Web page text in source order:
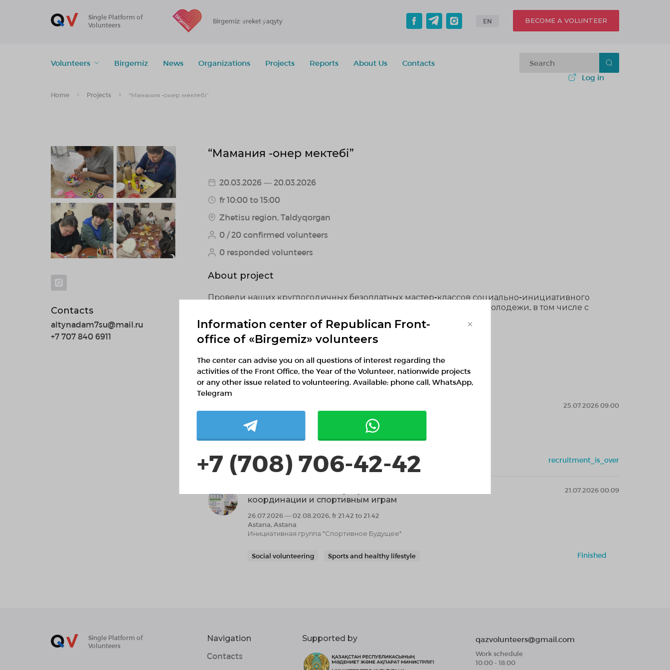
Single Platform of
Volunteers
Birgemiz: áreket ýaqyty EN BECOME A VOLUNTEER
Volunteers Birgemiz News Organizations Projects Reports About Us
Contacts
Log in
Home Projects “Мамания -онер мектебі”
Contacts
altynadam7su@mail.ru
+7 707 840 6911
“Мамания -онер мектебі”
20.03.2026 — 20.03.2026
fr 10:00 to 15:00
Zhetisu region, Taldyqorgan
0 / 20 confirmed volunteers
0 responded volunteers
About project
Провели наших круглогодичных безоплатных мастер-классов социально-инициативного
проекта креатив этноцентра “Мамания -онер мектебі” для детей, молодежи, в том числе с
инклюзией
Similar projects
25.07.2026 09:00
30.07.2026 — 09.08.2026, fr 22:26 to 22:14
Astana, Astana
Инициативная группа "Спортивное Будущее"
Social volunteering Sports and healthy lifestyle recruitment_is_over
координации и спортивным играм
21.07.2026 00:09
26.07.2026 — 02.08.2026, fr 21:42 to 21:42
Astana, Astana
Инициативная группа "Спортивное Будущее"
Social volunteering Sports and healthy lifestyle Finished
Single Platform of
Volunteers
Navigation
Contacts
Supported by qazvolunteers@gmail.com
Work schedule
10:00 - 18:00
Information center of Republican Front-
office of «Birgemiz» volunteers
×
The center can advise you on all questions of interest regarding the
activities of the Front Office, the Year of the Volunteer, nationwide projects
or any other issue related to volunteering. Available: phone call, WhatsApp,
Telegram
+7 (708) 706-42-42